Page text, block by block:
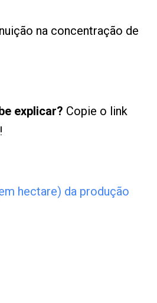
na concentração de
explicar? Copie o link
!
hectare) da produção